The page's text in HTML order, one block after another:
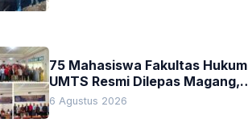
75 Mahasiswa Fakultas Hukum
UMTS Resmi Dilepas Magang,
Dekan Titip Empat Pesan
6 Agustus 2026